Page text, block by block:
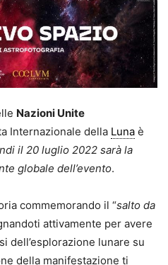
Nazioni Unite
Internazionale della Luna è
il 20 luglio 2022 sarà la
globale dell’evento.
commemorando il “salto da
attivamente per avere
dell’esplorazione lunare su
della manifestazione ti